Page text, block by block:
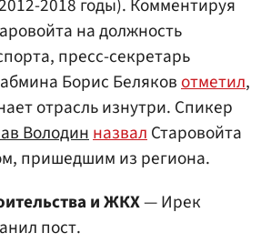
2018 годы). Комментируя
на должность
пресс-секретарь
Борис Беляковотметил,
отрасль изнутри. Спикер
ВолодинназвалСтаровойта
пришедшим из региона.
и ЖКХ— Ирек
пост.